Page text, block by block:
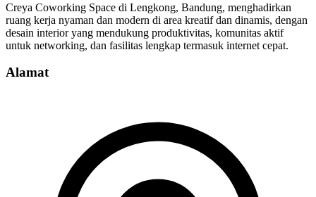
Creya Coworking Space di Lengkong, Bandung, menghadirkan
ruang kerja nyaman dan modern di area kreatif dan dinamis, dengan
desain interior yang mendukung produktivitas, komunitas aktif
untuk networking, dan fasilitas lengkap termasuk internet cepat.
Alamat